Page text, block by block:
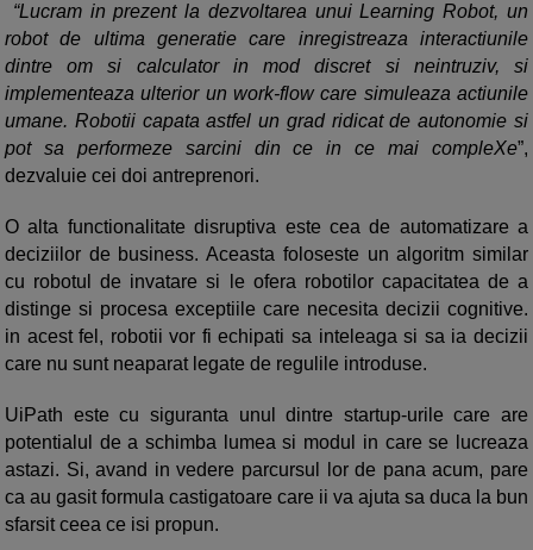
“Lucram in prezent la dezvoltarea unui Learning Robot, un
robot de ultima generatie care inregistreaza interactiunile
dintre om si calculator in mod discret si neintruziv, si
implementeaza ulterior un work-flow care simuleaza actiunile
umane. Robotii capata astfel un grad ridicat de autonomie si
pot sa performeze sarcini din ce in ce mai compleXe”,
dezvaluie cei doi antreprenori.
O alta functionalitate disruptiva este cea de automatizare a
deciziilor de business. Aceasta foloseste un algoritm similar
cu robotul de invatare si le ofera robotilor capacitatea de a
distinge si procesa exceptiile care necesita decizii cognitive.
in acest fel, robotii vor fi echipati sa inteleaga si sa ia decizii
care nu sunt neaparat legate de regulile introduse.
UiPath este cu siguranta unul dintre startup-urile care are
potentialul de a schimba lumea si modul in care se lucreaza
astazi. Si, avand in vedere parcursul lor de pana acum, pare
ca au gasit formula castigatoare care ii va ajuta sa duca la bun
sfarsit ceea ce isi propun.